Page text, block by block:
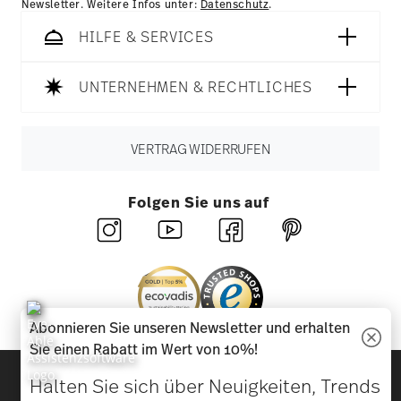
Newsletter. Weitere Infos unter: Datenschutz.
HILFE & SERVICES
UNTERNEHMEN & RECHTLICHES
VERTRAG WIDERRUFEN
Folgen Sie uns auf
Entdecken Sie unsere Marken
Design & Funktionalität für Ihr Zuhause
Abonnieren Sie unseren Newsletter und erhalten
Sie einen Rabatt im Wert von 10%!
Halten Sie sich über Neuigkeiten, Trends